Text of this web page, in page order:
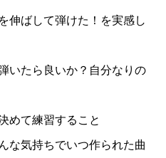
伸ばして弾けた！を実感し
いたら良いか？自分なりの
めて練習すること
な気持ちでいつ作られた曲